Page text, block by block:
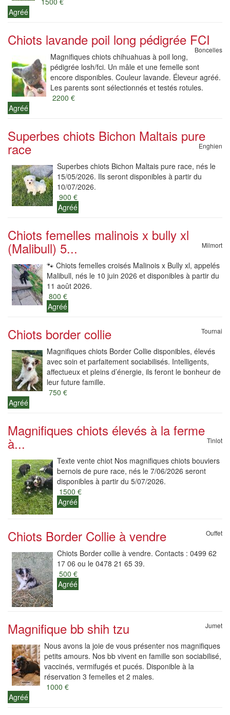
Agréé
Chiots lavande poil long pédigrée FCI
Boncelles
Magnifiques chiots chihuahuas à poil long,
pédigrée losh/fci. Un mâle et une femelle sont
encore disponibles. Couleur lavande. Éleveur agréé.
Les parents sont sélectionnés et testés rotules.
2200 €
Agréé
Superbes chiots Bichon Maltais pure
race Enghien
Superbes chiots Bichon Maltais pure race, nés le
15/05/2026. Ils seront disponibles à partir du
10/07/2026.
900 €
Agréé
Chiots femelles malinois x bully xl
(Malibull) 5... Milmort
🐾 Chiots femelles croisés Malinois x Bully xl, appelés
Malibull, nés le 10 juin 2026 et disponibles à partir du
11 août 2026.
800 €
Agréé
Chiots border collie Tournai
Magnifiques chiots Border Collie disponibles, élevés
avec soin et parfaitement sociabilisés. Intelligents,
affectueux et pleins d’énergie, ils feront le bonheur de
leur future famille.
750 €
Agréé
Magnifiques chiots élevés à la ferme
à... Tinlot
Texte vente chiot Nos magnifiques chiots bouviers
bernois de pure race, nés le 7/06/2026 seront
disponibles à partir du 5/07/2026.
1500 €
Agréé
Chiots Border Collie à vendre Ouffet
Chiots Border collie à vendre. Contacts : 0499 62
17 06 ou le 0478 21 65 39.
500 €
Agréé
Magnifique bb shih tzu Jumet
Nous avons la joie de vous présenter nos magnifiques
petits amours. Nos bb vivent en famille son sociabilisé,
vaccinés, vermifugés et pucés. Disponible à la
réservation 3 femelles et 2 males.
1000 €
Agréé